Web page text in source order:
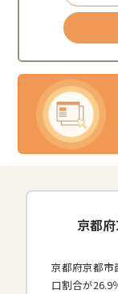
京都
京都府京都市
口割合が26.9